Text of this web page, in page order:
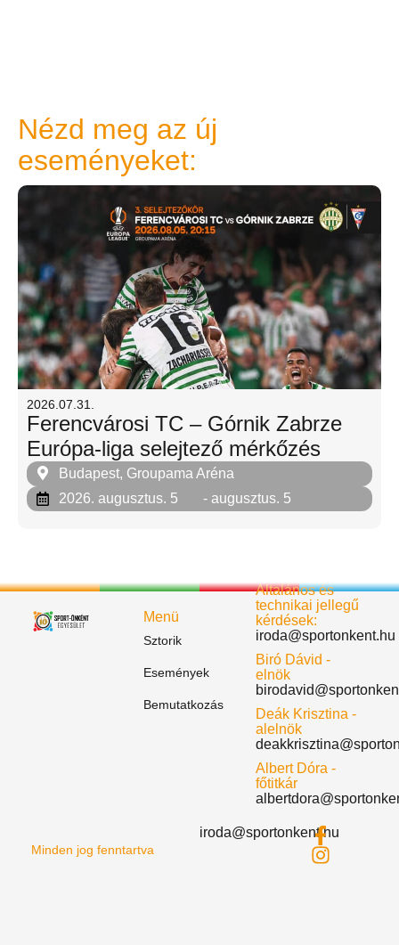
Nézd meg az új
eseményeket:
2026.07.31.
Ferencvárosi TC – Górnik Zabrze
Európa-liga selejtező mérkőzés
Budapest, Groupama Aréna
2026. augusztus. 5
- augusztus. 5
Menü
Sztorik
Események
Bemutatkozás
Általános és
technikai jellegű
kérdések:
iroda@sportonkent.hu
Biró Dávid -
elnök
Deák Krisztina -
alelnök
Albert Dóra -
főtitkár
Minden jog fenntartva
iroda@sportonkent.hu